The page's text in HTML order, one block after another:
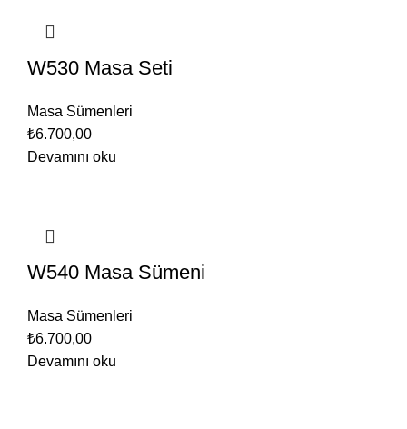
W530 Masa Seti
Masa Sümenleri
₺6.700,00
Devamını oku
W540 Masa Sümeni
Masa Sümenleri
₺6.700,00
Devamını oku